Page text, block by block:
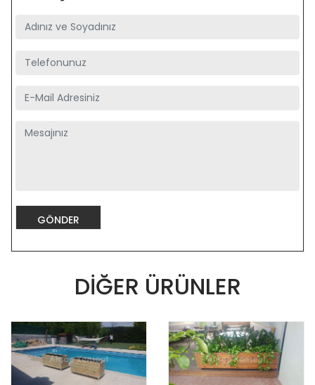
DIĞER ÜRÜNLER